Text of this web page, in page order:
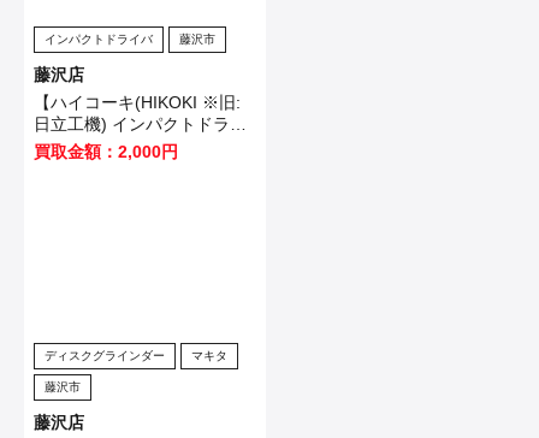
インパクトドライバ 藤沢市
藤沢店
【ハイコーキ(HIKOKI ※旧:
日立工機) インパクトドライ
バ WH12VE】横浜市のお客
様から買取させていただきま
買取金額：2,000円
ディスクグラインダー マキタ
藤沢市
藤沢店